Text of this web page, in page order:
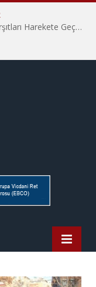
Hiroşima’nın 81. Yılında İtalyan Savaş Karşıtları Harekete Geçti: “Hatırlamak yeterli değil”